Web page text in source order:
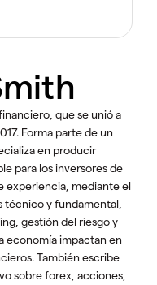
que se unió a
Forma parte de un
en producir
para los inversores de
experiencia, mediante el
técnico y fundamental,
gestión del riesgo y
economía impactan en
También escribe
sobre forex, acciones,